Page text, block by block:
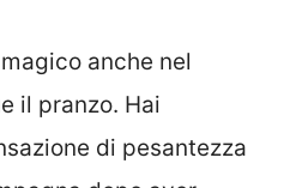
anche nel
il pranzo. Hai
di pesantezza